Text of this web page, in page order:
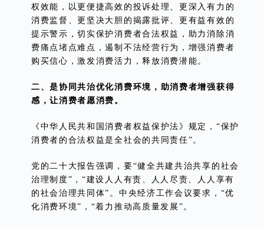
权效能，以更便捷高效的投诉处理、更深入有力的
消费监督、更坚决大胆的揭露批评、更有益有效的
提示警示，切实保护消费者合法权益，助力消除消
费痛点堵点难点，遏制不法经营行为，增强消费者
购买信心，激发消费活力，释放消费潜能。
二、是协同共治优化消费环境，助消费者增强获得
感，让消费者愿消费。
《中华人民共和国消费者权益保护法》规定，“保护
消费者的合法权益是全社会的共同责任”。
党的二十大报告强调，要“健全共建共治共享的社会
治理制度”，“建设人人有责、人人尽责、人人享有
的社会治理共同体”。中央经济工作会议要求，“优
化消费环境”，“着力推动高质量发展”。